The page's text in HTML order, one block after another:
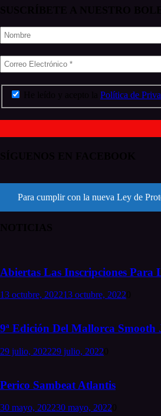
Política de
Para cumplir con la nueva Ley de
Abiertas Las Inscripciones Para
13 octubre, 202213 octubre, 2022
9ª Edición Del Mallorca Smooth
29 julio, 202229 julio, 2022
Perico Sambeat Atlantis
30 mayo, 202230 mayo, 2022